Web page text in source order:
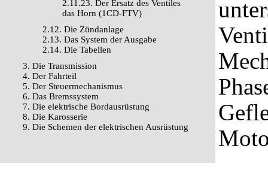
2.11.23. Der Ersatz des Ventiles
das Horn (1CD-FTV)
2.12. Die Zündanlage
2.13. Das System der Ausgabe
2.14. Die Tabellen
3. Die Transmission
4. Der Fahrteil
5. Der Steuermechanismus
6. Das Bremssystem
7. Die elektrische Bordausrüstung
8. Die Karosserie
9. Die Schemen der elektrischen Ausrüstung